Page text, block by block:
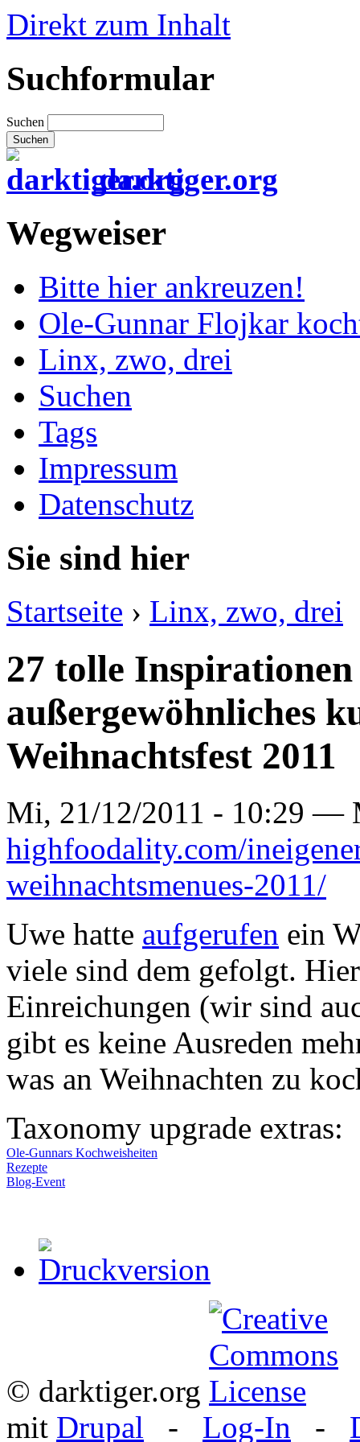
Direkt zum Inhalt
Suchformular
Suchen
darktiger.org
Wegweiser
Bitte hier ankreuzen!
Ole-Gunnar Flojkar
Linx, zwo, drei
Suchen
Tags
Impressum
Datenschutz
Sie sind hier
Startseite › Linx, zwo, drei
27 tolle
außergewöhnliches
Weihnachtsfest 2011
Mi, 21/12/2011 - 10:29 —
highfoodality.com/
weihnachtsmenues-2011/
Uwe hatte aufgerufen ein
viele sind dem gefolgt.
Einreichungen (wir sind
gibt es keine Ausreden
was an Weihnachten zu
Taxonomy upgrade extras:
Ole-Gunnars Kochweisheiten
Rezepte
Blog-Event
© darktiger.org
mit Drupal - Log-In -